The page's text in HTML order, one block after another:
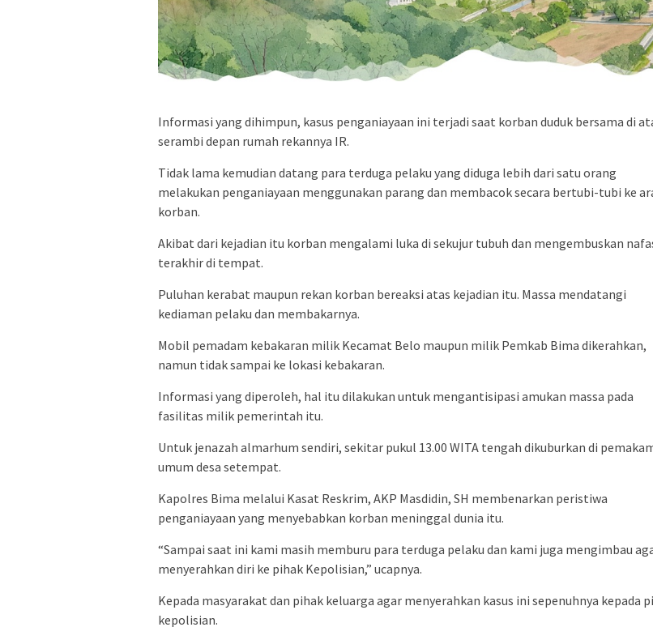
Informasi yang dihimpun, kasus penganiayaan ini terjadi saat korban duduk bersama di
serambi depan rumah rekannya IR.
Tidak lama kemudian datang para terduga pelaku yang diduga lebih dari satu orang
melakukan penganiayaan menggunakan parang dan membacok secara bertubi-tubi ke
korban.
Akibat dari kejadian itu korban mengalami luka di sekujur tubuh dan mengembuskan
terakhir di tempat.
Puluhan kerabat maupun rekan korban bereaksi atas kejadian itu. Massa mendatangi
kediaman pelaku dan membakarnya.
Mobil pemadam kebakaran milik Kecamat Belo maupun milik Pemkab Bima dikerahkan,
namun tidak sampai ke lokasi kebakaran.
Informasi yang diperoleh, hal itu dilakukan untuk mengantisipasi amukan massa pada
fasilitas milik pemerintah itu.
Untuk jenazah almarhum sendiri, sekitar pukul 13.00 WITA tengah dikuburkan di
umum desa setempat.
Kapolres Bima melalui Kasat Reskrim, AKP Masdidin, SH membenarkan peristiwa
penganiayaan yang menyebabkan korban meninggal dunia itu.
“Sampai saat ini kami masih memburu para terduga pelaku dan kami juga mengimbau
menyerahkan diri ke pihak Kepolisian,” ucapnya.
Kepada masyarakat dan pihak keluarga agar menyerahkan kasus ini sepenuhnya kepada
kepolisian.